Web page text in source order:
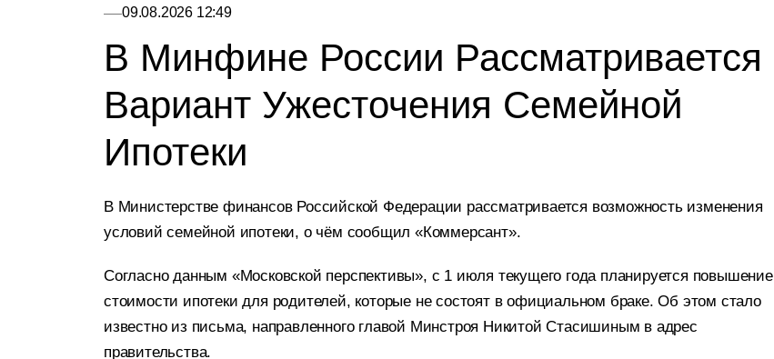
09.08.2026 12:49
В Минфине России Рассматривается
Вариант Ужесточения Семейной
Ипотеки
В Министерстве финансов Российской Федерации рассматривается возможность изменения
условий семейной ипотеки, о чём сообщил «Коммерсант».
Согласно данным «Московской перспективы», с 1 июля текущего года планируется повышение
стоимости ипотеки для родителей, которые не состоят в официальном браке. Об этом стало
известно из письма, направленного главой Минстроя Никитой Стасишиным в адрес
правительства.